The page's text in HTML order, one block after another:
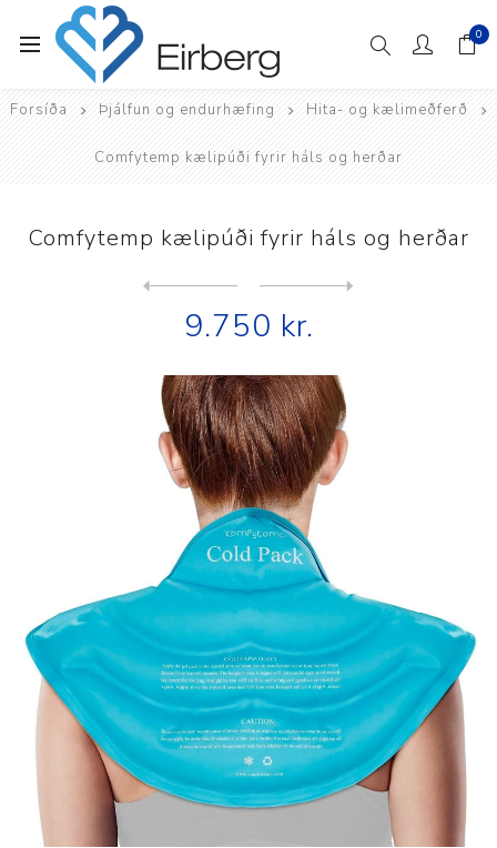
0
Forsíða Þjálfun og endurhæfing Hita- og kælimeðferð
Comfytemp kælipúði fyrir háls og herðar
Comfytemp kælipúði fyrir háls og herðar
9.750 kr.